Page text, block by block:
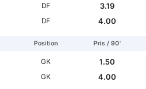
DF
3.19
DF 4.00
Position Pris / 90'
GK
1.50
GK 4.00